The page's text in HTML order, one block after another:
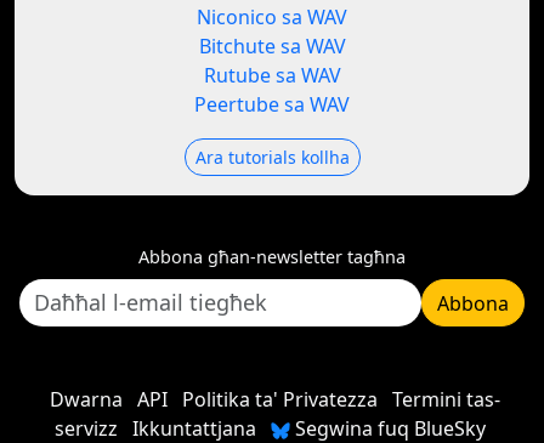
Niconico sa WAV
Bitchute sa WAV
Rutube sa WAV
Peertube sa WAV
Ara tutorials kollha
Abbona għan-newsletter tagħna
Abbona
Dwarna API Politika ta' Privatezza Termini tas-
servizz Ikkuntattjana Segwina fuq BlueSky